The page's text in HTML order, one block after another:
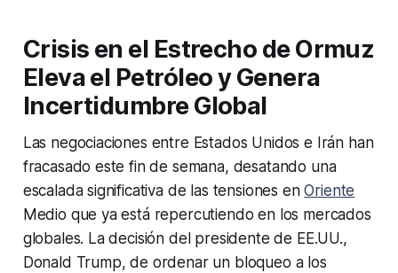
Crisis en el Estrecho de Ormuz
Eleva el Petróleo y Genera
Incertidumbre Global
Las negociaciones entre Estados Unidos e Irán han
fracasado este fin de semana, desatando una
escalada significativa de las tensiones enOriente
Medio que ya está repercutiendo en los mercados
globales. La decisión del presidente de EE.UU.,
Donald Trump, de ordenar un bloqueo a los